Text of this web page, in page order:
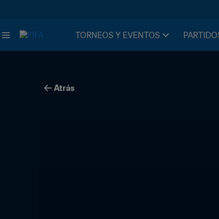
TORNEOS Y EVENTOS
Atrás